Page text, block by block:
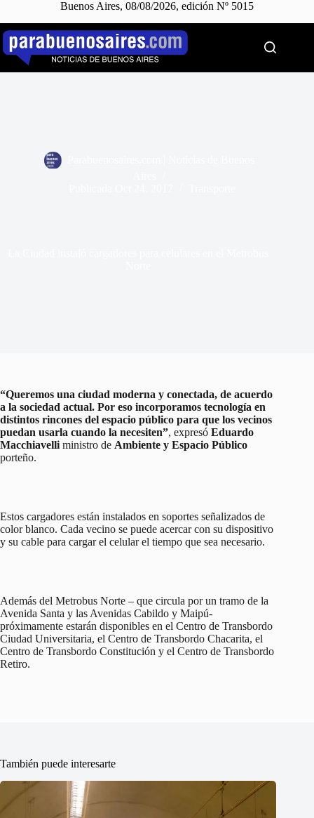
Buenos Aires, 08/08/2026, edición Nº 5015
Saltar
contenido
“Queremos una ciudad moderna y conectada, de acuerdo
a la sociedad actual. Por eso incorporamos tecnología en
distintos rincones del espacio público para que los vecinos
puedan usarla cuando la necesiten”, expresó Eduardo
Macchiavelli ministro de Ambiente y Espacio Público
porteño.
Estos cargadores están instalados en soportes señalizados de
color blanco. Cada vecino se puede acercar con su dispositivo
y su cable para cargar el celular el tiempo que sea necesario.
Además del Metrobus Norte – que circula por un tramo de la
Avenida Santa y las Avenidas Cabildo y Maipú-
próximamente estarán disponibles en el Centro de Transbordo
Ciudad Universitaria, el Centro de Transbordo Chacarita, el
Centro de Transbordo Constitución y el Centro de Transbordo
Retiro.
También puede interesarte